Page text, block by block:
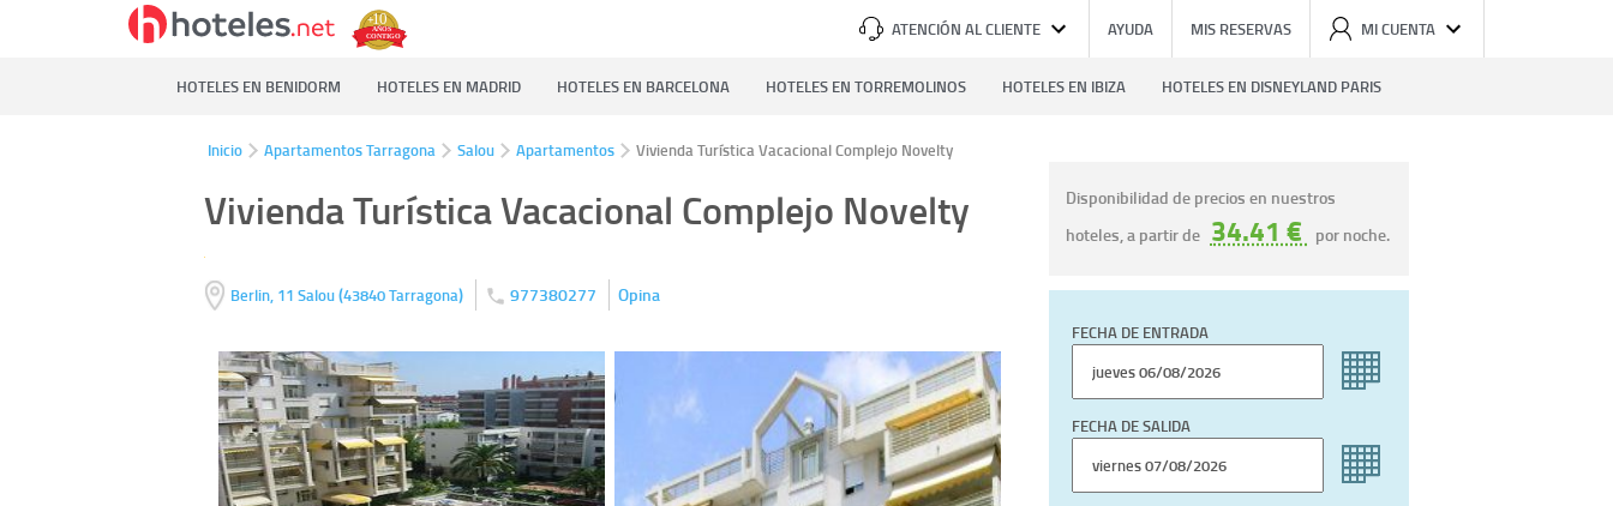
ATENCIÓN AL CLIENTE AYUDA MIS RESERVAS MI CUENTA
HOTELES EN BENIDORM HOTELES EN MADRID HOTELES EN BARCELONA HOTELES EN TORREMOLINOS HOTELES EN IBIZA HOTELES EN DISNEYLAND PARIS
Inicio Apartamentos Tarragona Salou Apartamentos Vivienda Turística Vacacional Complejo Novelty
Vivienda Turística Vacacional Complejo Novelty
Berlin, 11 Salou(43840Tarragona) 977380277 Opina
Disponibilidad de precios en nuestros
hoteles, a partir de 34.41 € por noche.
FECHA DE ENTRADA
FECHA DE SALIDA